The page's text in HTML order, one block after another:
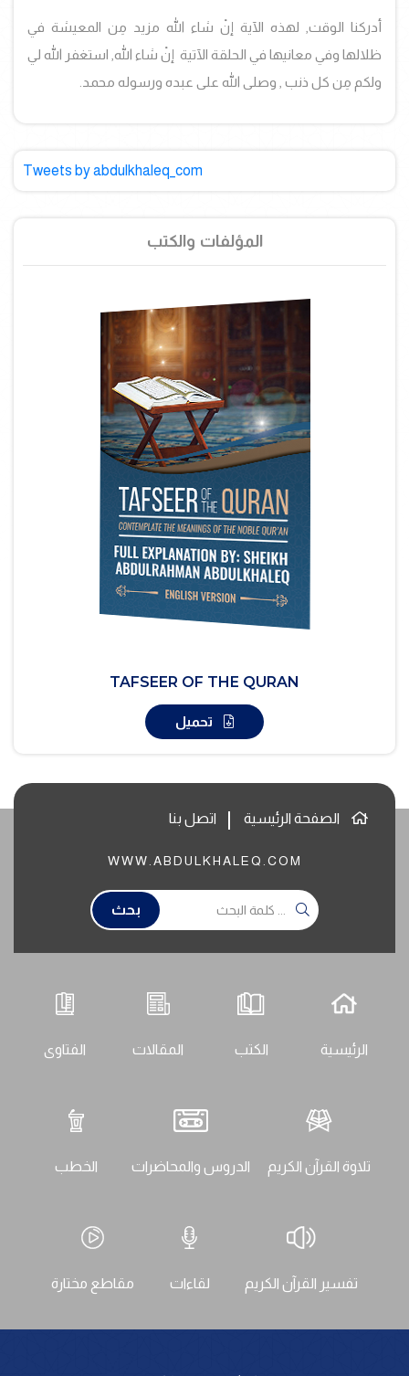
أدركنا الوقت, لهذه الآية إنْ شاء الله مزيد مِن المعيشة في
ظلالها وفي معانيها في الحلقة الآتية إنْ شاء الله, استغفر الله لي
ولكم مِن كل ذنب , وصلى الله على عبده ورسوله محمد.
Tweets by abdulkhaleq_com
المؤلفات والكتب
TAFSEER OF THE QURAN
تحميل
الصفحة الرئيسية اتصل بنا
WWW.ABDULKHALEQ.COM
بحث
الرئيسية الكتب المقالات الفتاوى
تلاوة القرآن الكريم الدروس والمحاضرات الخطب
تفسير القرآن الكريم لقاءات مقاطع مختارة